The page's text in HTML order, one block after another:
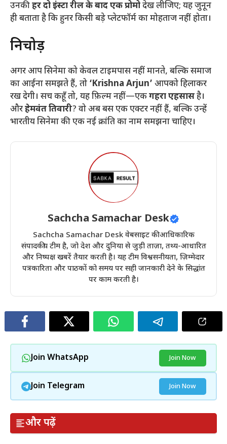
उनकीहर दो इंस्टा रील के बाद एक प्रोमोदेख लीजिए; यह जुनून
ही बताता है कि हुनर किसी बड़े प्लेटफॉर्म का मोहताज नहीं होता।
​निचोड़
​अगर आप सिनेमा को केवल टाइमपास नहीं मानते, बल्कि समाज
का आईना समझते हैं, तो ‘Krishna Arjun’ आपको हिलाकर
रख देगी। सच कहूँ तो, यह फ़िल्म नहीं—एकगहरा एहसासहै।
औरहेमवंत तिवारी? वो अब बस एक एक्टर नहीं हैं, बल्कि उन्हें
भारतीय सिनेमा की एक नई क्रांति का नाम समझना चाहिए।
Sachcha Samachar Desk
Sachcha Samachar Desk वेबसाइट की आधिकारिक
संपादकीय टीम है, जो देश और दुनिया से जुड़ी ताज़ा, तथ्य-आधारित
और निष्पक्ष खबरें तैयार करती है। यह टीम विश्वसनीयता, ज़िम्मेदार
पत्रकारिता और पाठकों को समय पर सही जानकारी देने के सिद्धांत
पर काम करती है।
Join WhatsApp Join Now
Join Telegram Join Now
और पढ़ें